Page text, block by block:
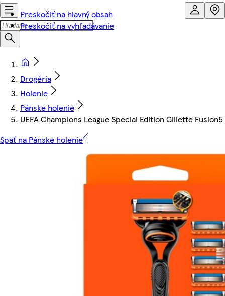
Preskočiť na hlavný obsah
Preskočiť na vyhľadávanie
Drogéria
Holenie
Pánske holenie
UEFA Champions League Special Edition Gillette
Späť na Pánske holenie